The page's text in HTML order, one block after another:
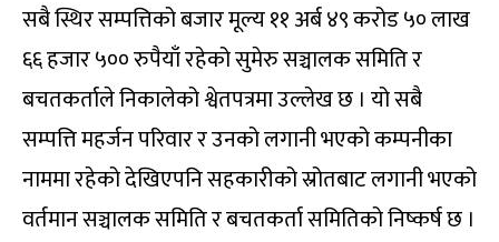
सबै स्थिर सम्पत्तिको बजार मूल्य ११ अर्ब ४९ करोड ५० लाख
६६ हजार ५०० रुपैयाँ रहेको सुमेरु सञ्चालक समिति र
बचतकर्ताले निकालेको श्वेतपत्रमा उल्लेख छ । यो सबै
सम्पत्ति महर्जन परिवार र उनको लगानी भएको कम्पनीका
नाममा रहेको देखिएपनि सहकारीको स्रोतबाट लगानी भएको
वर्तमान सञ्चालक समिति र बचतकर्ता समितिको निष्कर्ष छ ।